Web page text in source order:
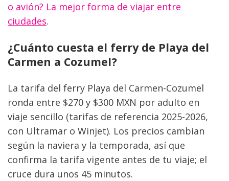
o avión? La mejor forma de viajar entre
ciudades.
¿Cuánto cuesta el ferry de Playa del
Carmen a Cozumel?
La tarifa del ferry Playa del Carmen-Cozumel
ronda entre $270 y $300 MXN por adulto en
viaje sencillo (tarifas de referencia 2025-2026,
con Ultramar o Winjet). Los precios cambian
según la naviera y la temporada, así que
confirma la tarifa vigente antes de tu viaje; el
cruce dura unos 45 minutos.